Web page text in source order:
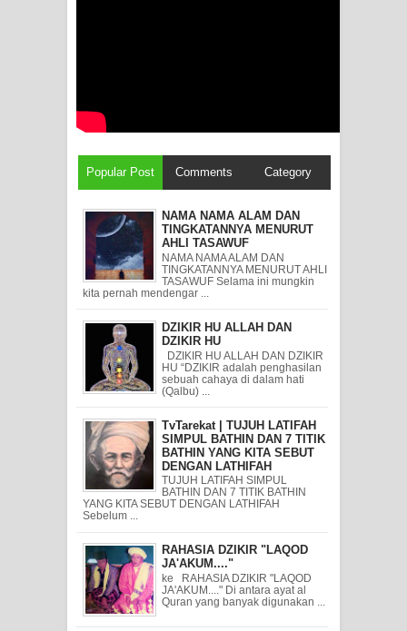
Popular Post Comments Category
NAMA NAMA ALAM DAN
TINGKATANNYA MENURUT
AHLI TASAWUF
NAMA NAMA ALAM DAN
TINGKATANNYA MENURUT AHLI
TASAWUF Selama ini mungkin
kita pernah mendengar ...
DZIKIR HU ALLAH DAN
DZIKIR HU
DZIKIR HU ALLAH DAN DZIKIR
HU “DZIKIR adalah penghasilan
sebuah cahaya di dalam hati
(Qalbu) ...
TvTarekat | TUJUH LATIFAH
SIMPUL BATHIN DAN 7 TITIK
BATHIN YANG KITA SEBUT
DENGAN LATHIFAH
TUJUH LATIFAH SIMPUL
BATHIN DAN 7 TITIK BATHIN
YANG KITA SEBUT DENGAN LATHIFAH
Sebelum ...
RAHASIA DZIKIR "LAQOD
JA'AKUM...."
ke RAHASIA DZIKIR "LAQOD
JA'AKUM...." Di antara ayat al
Quran yang banyak digunakan ...